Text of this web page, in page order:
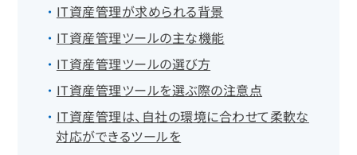
IT資産管理が求められる背景
IT資産管理ツールの主な機能
IT資産管理ツールの選び方
IT資産管理ツールを選ぶ際の注意点
IT資産管理は、自社の環境に合わせて柔軟な
対応ができるツールを